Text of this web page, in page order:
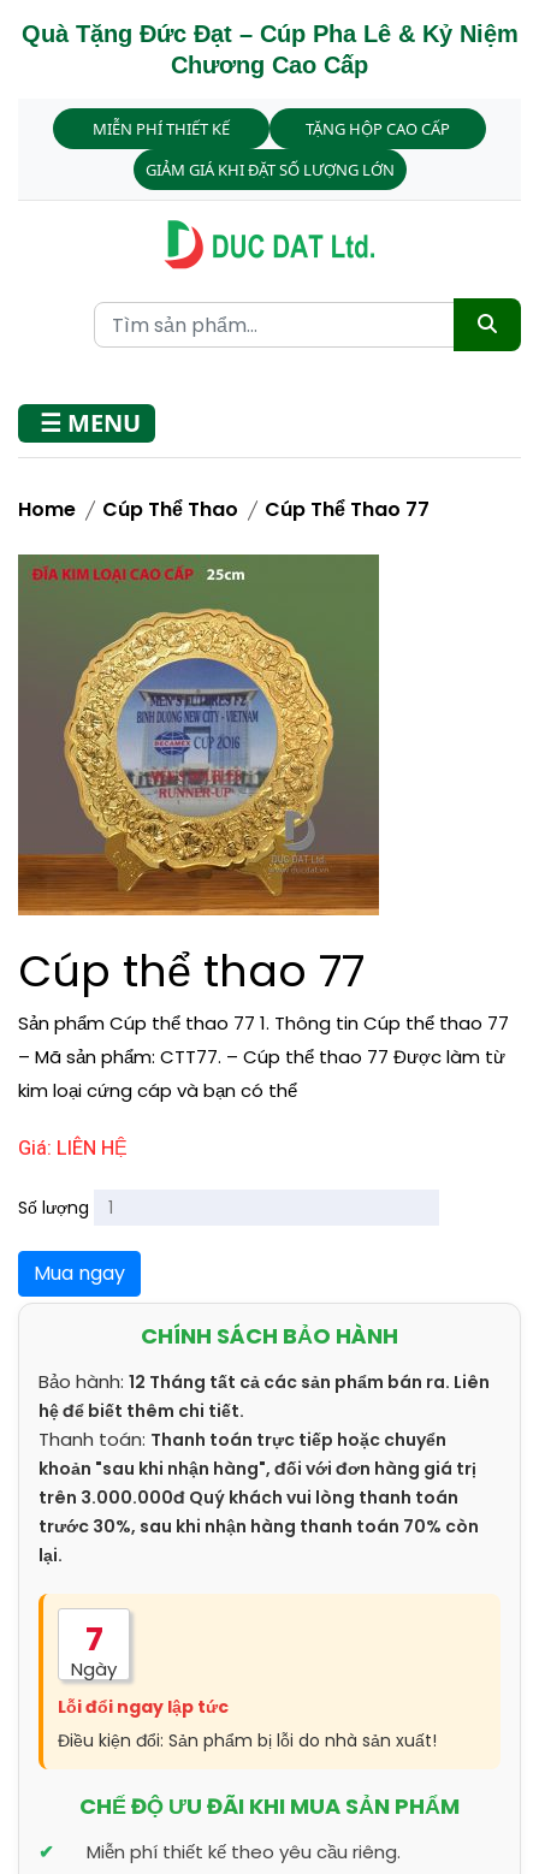
Quà Tặng Đức Đạt – Cúp Pha Lê & Kỷ Niệm
Chương Cao Cấp
MIỄN PHÍ THIẾT KẾ
TẶNG HỘP CAO CẤP
GIẢM GIÁ KHI ĐẶT SỐ LƯỢNG LỚN
☰ MENU
Home Cúp Thể Thao Cúp Thể Thao 77
Cúp thể thao 77
Sản phẩm Cúp thể thao 77 1. Thông tin Cúp thể thao 77
– Mã sản phẩm: CTT77. – Cúp thể thao 77 Được làm từ
kim loại cứng cáp và bạn có thể
Giá: LIÊN HỆ
Số lượng
Mua ngay
CHÍNH SÁCH BẢO HÀNH
Bảo hành: 12 Tháng tất cả các sản phẩm bán ra. Liên
hệ để biết thêm chi tiết.
Thanh toán: Thanh toán trực tiếp hoặc chuyển
khoản "sau khi nhận hàng", đối với đơn hàng giá trị
trên 3.000.000đ Quý khách vui lòng thanh toán
trước 30%, sau khi nhận hàng thanh toán 70% còn
lại.
7
Ngày
Lỗi đổi ngay lập tức
Điều kiện đổi: Sản phẩm bị lỗi do nhà sản xuất!
CHẾ ĐỘ ƯU ĐÃI KHI MUA SẢN PHẨM
Miễn phí thiết kế theo yêu cầu riêng.